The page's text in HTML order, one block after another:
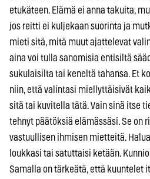
etukäteen. Elämä ei anna takuita,
jos reitti ei kuljekaan suorinta ja
mieti sitä, mitä muut ajattelevat
aina voi tulla sanomisia entisiltä
sukulaisilta tai keneltä tahansa. Et
niin, että valintasi miellyttäisivät
sitä tai kuvitella tätä. Vain sinä itse
tehnyt päätöksiä elämässäsi. Se on
vastuullisen ihmisen mietteitä.
loukkasi tai satuttaisi ketään.
Samalla on tärkeätä, että kuuntelet